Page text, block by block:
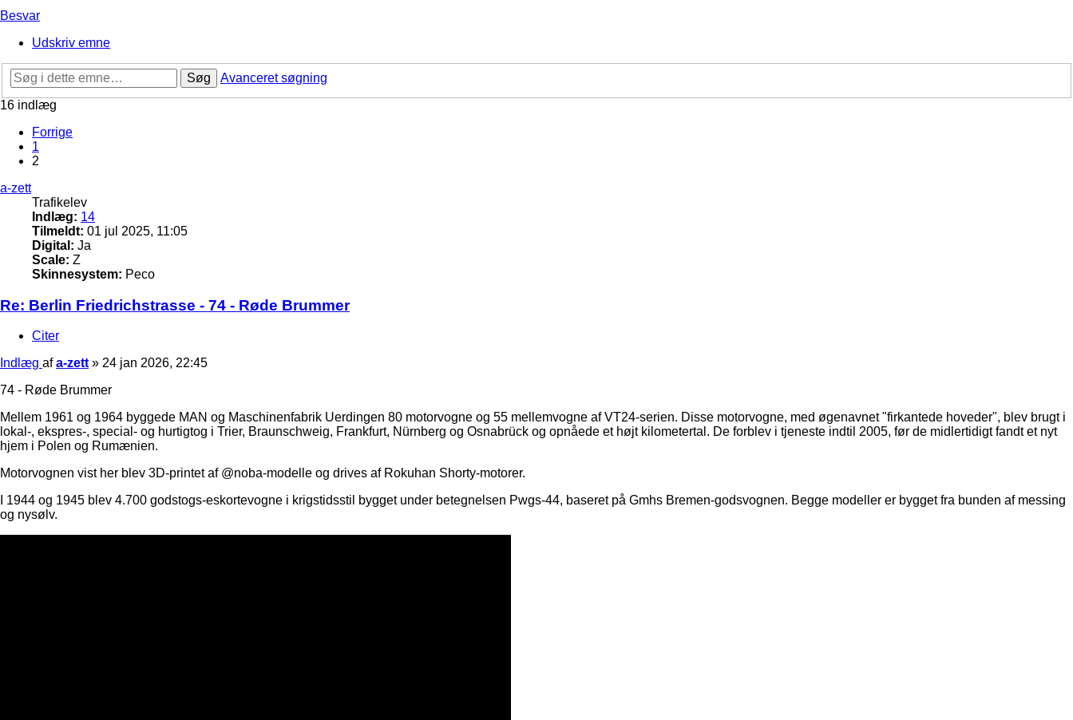
Besvar
Udskriv emne
Søg
Avanceret søgning
16 indlæg
Forrige
1
2
a-zett
Trafikelev
Indlæg: 14
Tilmeldt: 01 jul 2025, 11:05
Digital: Ja
Scale: Z
Skinnesystem: Peco
Re: Berlin Friedrichstrasse - 74 - Røde Brummer
Citer
Indlæg afa-zett » 24 jan 2026, 22:45
74 - Røde Brummer
Mellem 1961 og 1964 byggede MAN og Maschinenfabrik Uerdingen 80 motorvogne og 55 mellemvogne af VT24-serien. Disse motorvogne, med øgenavnet "firkantede hoveder", blev brugt i
lokal-, ekspres-, special- og hurtigtog i Trier, Braunschweig, Frankfurt, Nürnberg og Osnabrück og opnåede et højt kilometertal. De forblev i tjeneste indtil 2005, før de midlertidigt fandt et nyt
hjem i Polen og Rumænien.
Motorvognen vist her blev 3D-printet af @noba-modelle og drives af Rokuhan Shorty-motorer.
I 1944 og 1945 blev 4.700 godstogs-eskortevogne i krigstidsstil bygget under betegnelsen Pwgs-44, baseret på Gmhs Bremen-godsvognen. Begge modeller er bygget fra bunden af ​​messing
og nysølv.